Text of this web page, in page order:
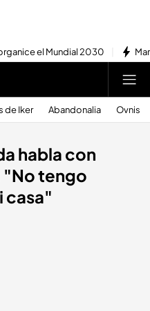
el Mundial 2030
de Iker Abandonalia Ovnis
habla con
"No tengo
casa"